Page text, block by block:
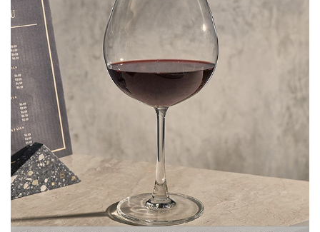
Khui mở vang
Mở tự động
Mở hơi khí nén
Bảo quản rượu vang
Dụng cụ rót rượu vang
Xô ướp đá rượu vang
Khác